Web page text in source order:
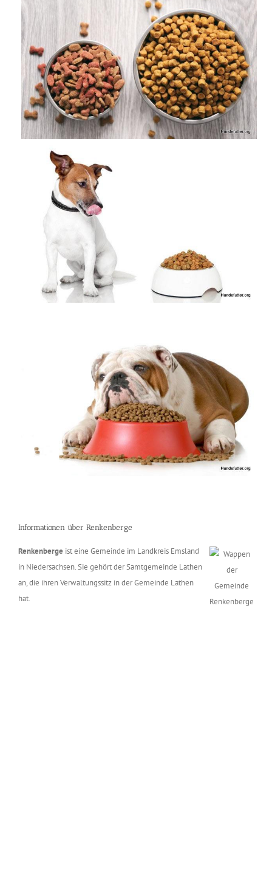
Informationen über Renkenberge
Renkenberge ist eine Gemeinde im Landkreis Emsland
in Niedersachsen. Sie gehört der Samtgemeinde Lathen
an, die ihren Verwaltungssitz in der Gemeinde Lathen
hat.